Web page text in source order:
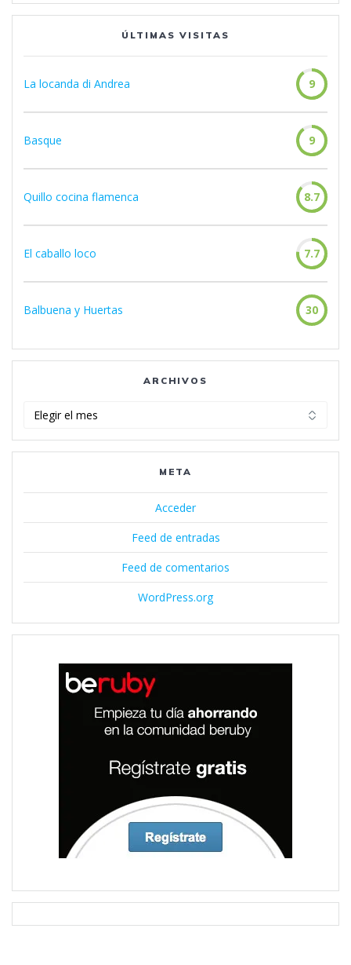
ÚLTIMAS VISITAS
La locanda di Andrea 9
Basque 9
Quillo cocina flamenca 8.7
El caballo loco 7.7
Balbuena y Huertas 30
ARCHIVOS
META
Acceder
Feed de entradas
Feed de comentarios
WordPress.org